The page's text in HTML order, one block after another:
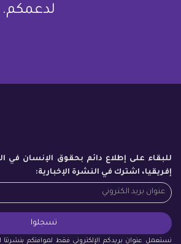
لدعمكم.
للبقاء على إطلاع دائم بحقوق الإنسان
إفريقيا، اشترك في النشرة الإخبارية:
نستعمل عنوان بريدكم الإلكتروني فقط لموافتكم بنشرتنا